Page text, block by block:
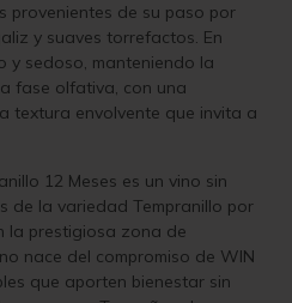
provenientes de su paso por
y suaves torrefactos. En
y sedoso, manteniendo la
fase olfativa, con una
textura envolvente que invita a
12 Meses es un vino sin
de la variedad Tempranillo por
la prestigiosa zona de
nace del compromiso de WIN
que aporten bienestar sin